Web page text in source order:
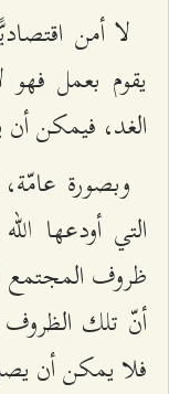
لا أمن
يقوم بعمل
الغد، فيمكن أن
وبصورة عامّة،
التي أودعها
ظروف المجتمع
أنّ تلك
فلا يمكن أن